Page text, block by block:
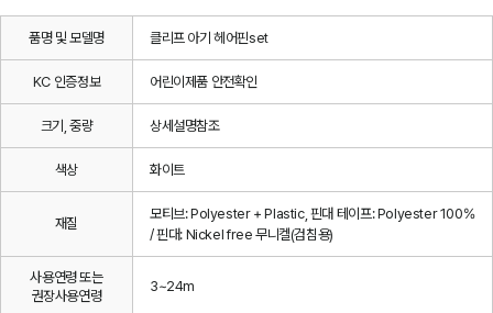
품명 및 모델명 클리프 아기 헤어핀set
KC 인증정보 어린이제품 안전확인
크기, 중량 상세설명참조
색상 화이트
재질
모티브: Polyester + Plastic, 핀대 테이프: Polyester 100%
/ 핀대: Nickel free 무니켈(검침용)
사용연령 또는
권장사용연령
3~24m